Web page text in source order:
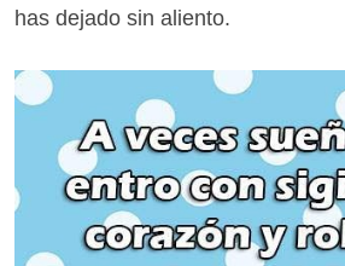
has dejado sin aliento.